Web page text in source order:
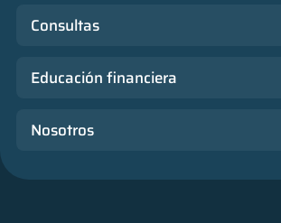
Consultas
Educación financiera
Nosotros